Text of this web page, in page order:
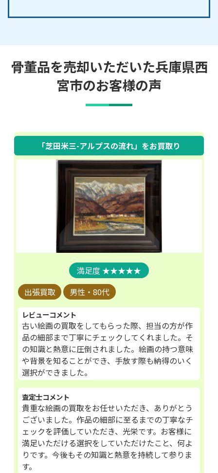
骨董品を売却いただいた兵庫県西
宮市のお客様の声
「芝田米三-アルプスの流れ」 をお買取り
★★★★★
出張買取
男性・80代
レビューコメント
古い絵画の買取をしてもらった際、担当の方が作
品の細部まで丁寧にチェックしてくれました。そ
の知識と熱意に圧倒されました。絵画の持つ意味
や背景を知ることができ、手放す際も納得のいく
選択ができました。
査定士コメント
貴重な絵画の買取をお任せいただき、ありがとう
ございました。作品の細部に至るまでの丁寧なチ
ェックを評価していただき、光栄です。お客様に
満足いただける選択をしていただけたこと、何よ
りです。今後もその知識と熱意を持続して参りま
す。